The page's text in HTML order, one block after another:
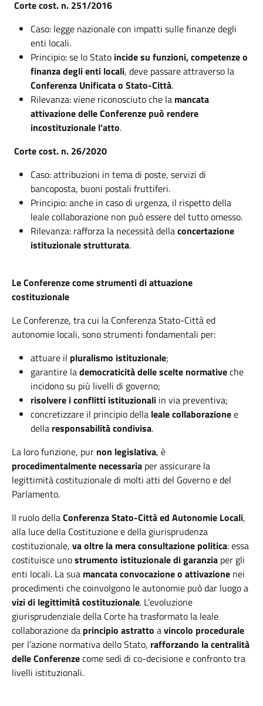
Corte cost. n. 251/2016
Caso: legge nazionale con impatti sulle finanze degli
enti locali.
Principio: se lo Stato incide su funzioni, competenze o
finanza degli enti locali, deve passare attraverso la
Conferenza Unificata o Stato-Città.
Rilevanza: viene riconosciuto che la mancata
attivazione delle Conferenze può rendere
incostituzionale l’atto.
Corte cost. n. 26/2020
Caso: attribuzioni in tema di poste, servizi di
bancoposta, buoni postali fruttiferi.
Principio: anche in caso di urgenza, il rispetto della
leale collaborazione non può essere del tutto omesso.
Rilevanza: rafforza la necessità dellaconcertazione
istituzionale strutturata.
Le Conferenze come strumenti di attuazione
costituzionale
Le Conferenze, tra cui la Conferenza Stato-Città ed
autonomie locali, sono strumenti fondamentali per:
attuare il pluralismo istituzionale;
garantire lademocraticità delle scelte normativeche
incidono su più livelli di governo;
risolvere i conflitti istituzionali in via preventiva;
concretizzare il principio della leale collaborazionee
della responsabilità condivisa.
La loro funzione, pur non legislativa, è
procedimentalmente necessaria per assicurare la
legittimità costituzionale di molti atti del Governo e del
Parlamento.
Il ruolo dellaConferenza Stato-Città ed Autonomie Locali,
alla luce della Costituzione e della giurisprudenza
costituzionale, va oltre la mera consultazione politica: essa
costituisce unostrumento istituzionale di garanzia per gli
enti locali. La sua mancata convocazione o attivazione nei
procedimenti che coinvolgono le autonomie può dar luogo a
vizi di legittimità costituzionale. L’evoluzione
giurisprudenziale della Corte ha trasformato la leale
collaborazione da principio astratto avincolo procedurale
per l’azione normativa dello Stato, rafforzando la centralità
delle Conferenzecome sedi di co-decisione e confronto tra
livelli istituzionali.